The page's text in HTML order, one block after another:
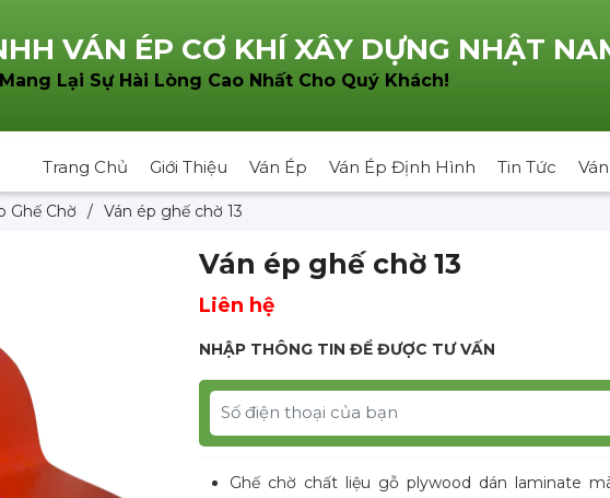
VÁN ÉP CƠ KHÍ XÂY DỰNG NHẬT
Mang Lại Sự Hài Lòng Cao Nhất Cho Quý Khách!
Trang Chủ Giới Thiệu Ván Ép Ván Ép Định Hình Tin Tức
Ghế Chờ / Ván ép ghế chờ 13
Ván ép ghế chờ 13
Liên hệ
NHẬP THÔNG TIN ĐỂ ĐƯỢC TƯ VẤN
Ghế chờ chất liệu gỗ plywood dán laminate